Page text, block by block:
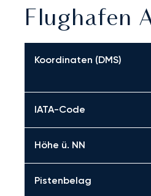
Flughafen
Koordinaten (DMS)
IATA-Code
Höhe ü. NN
Pistenbelag